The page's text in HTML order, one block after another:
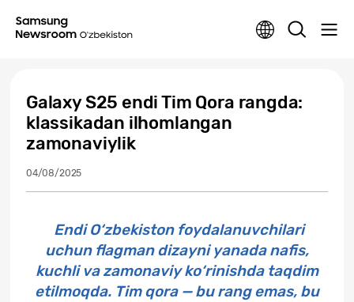
Galaxy S25 endi Tim Qora rangda:
klassikadan ilhomlangan
zamonaviylik
04/08/2025
Endi O‘zbekiston foydalanuvchilari
uchun flagman dizayni yanada nafis,
kuchli va zamonaviy ko‘rinishda taqdim
etilmoqda. Tim qora — bu rang emas, bu